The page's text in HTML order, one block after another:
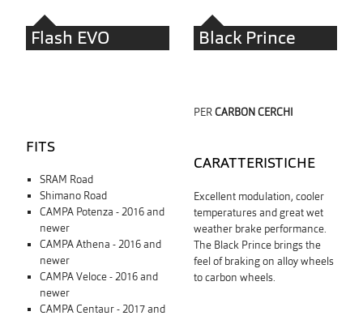
Flash EVO Black Prince
FITS
SRAM Road
Shimano Road
CAMPA Potenza - 2016 and
newer
CAMPA Athena - 2016 and
newer
CAMPA Veloce - 2016 and
newer
CAMPA Centaur - 2017 and
PERCARBON CERCHI
CARATTERISTICHE
Excellent modulation, cooler
temperatures and great wet
weather brake performance.
The Black Prince brings the
feel of braking on alloy wheels
to carbon wheels.